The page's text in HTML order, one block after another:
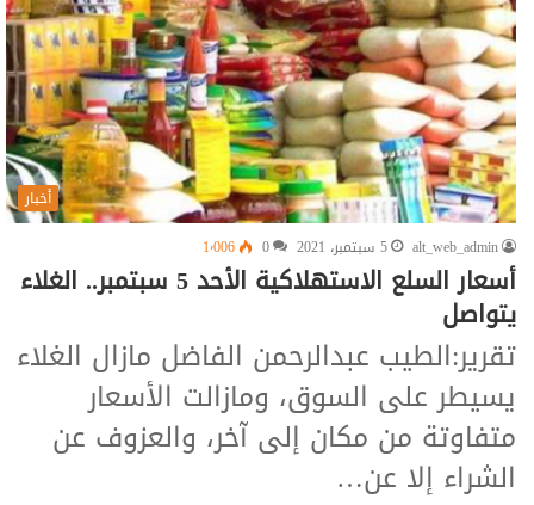
أخبار
alt_web_admin
5 سبتمبر، 2021 0 1٬006
أسعار السلع الاستهلاكية الأحد 5 سبتمبر.. الغلاء
يتواصل
تقرير:الطيب عبدالرحمن الفاضل مازال الغلاء
يسيطر على السوق، ومازالت الأسعار
متفاوتة من مكان إلى آخر، والعزوف عن
الشراء إلا عن…